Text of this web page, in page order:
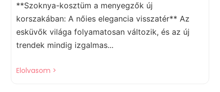
**Szoknya-kosztüm a menyegzők új
korszakában: A nőies elegancia visszatér** Az
esküvők világa folyamatosan változik, és az új
trendek mindig izgalmas...
Elolvasom >